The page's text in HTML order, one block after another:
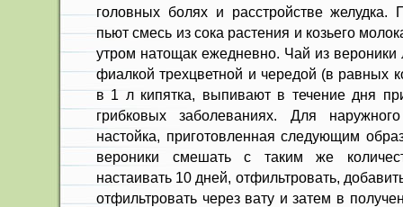
головных болях и рас­стройстве желудка.
пьют смесь из сока растения и козьего
утром натощак ежедневно. Чай из вероники
фиалкой трехцветной и чередой (в равных
в 1 л кипятка, выпивают в течение дня
грибковых заболеваниях. Для
настойка, приготовленная следующим
вероники смешать с таким же
настаивать 10 дней, отфильтровать,
от­фильтровать через вату и затем в